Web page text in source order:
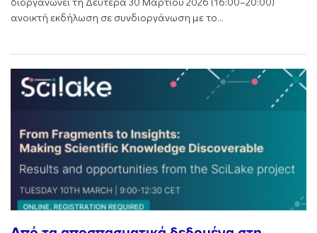
ανοικτή εκδήλωση σε συνδιοργάνωση με το...